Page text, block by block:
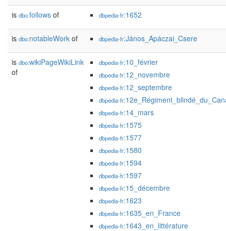
is dbo:follows of dbpedia-fr:1652
is dbo:notableWork of dbpedia-fr:János_Apáczai_Csere
is dbo:wikiPageWikiLink
of
dbpedia-fr:10_février
dbpedia-fr:12_novembre
dbpedia-fr:12_septembre
dbpedia-fr
dbpedia-fr:14_mars
dbpedia-fr:1575
dbpedia-fr:1577
dbpedia-fr:1580
dbpedia-fr:1594
dbpedia-fr:1597
dbpedia-fr:15_décembre
dbpedia-fr:1623
dbpedia-fr:1635_en_France
dbpedia-fr:1643_en_littérature